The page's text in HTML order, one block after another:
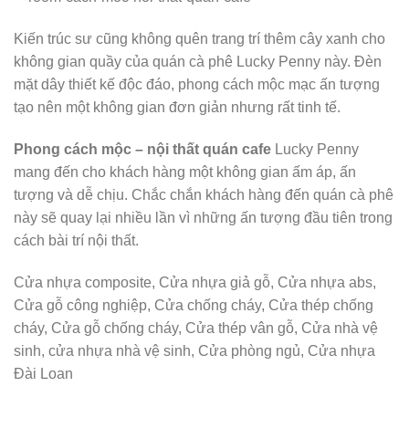
Kiến trúc sư cũng không quên trang trí thêm cây xanh cho
không gian quầy của quán cà phê Lucky Penny này. Đèn
mặt dây thiết kế độc đáo, phong cách mộc mạc ấn tượng
tạo nên một không gian đơn giản nhưng rất tinh tế.
Phong cách mộc – nội thất quán cafe Lucky Penny
mang đến cho khách hàng một không gian ấm áp, ấn
tượng và dễ chịu. Chắc chắn khách hàng đến quán cà phê
này sẽ quay lại nhiều lần vì những ấn tượng đầu tiên trong
cách bài trí nội thất.
Cửa nhựa composite, Cửa nhựa giả gỗ, Cửa nhựa abs,
Cửa gỗ công nghiệp, Cửa chống cháy, Cửa thép chống
cháy, Cửa gỗ chống cháy, Cửa thép vân gỗ, Cửa nhà vệ
sinh, cửa nhựa nhà vệ sinh, Cửa phòng ngủ, Cửa nhựa
Đài Loan